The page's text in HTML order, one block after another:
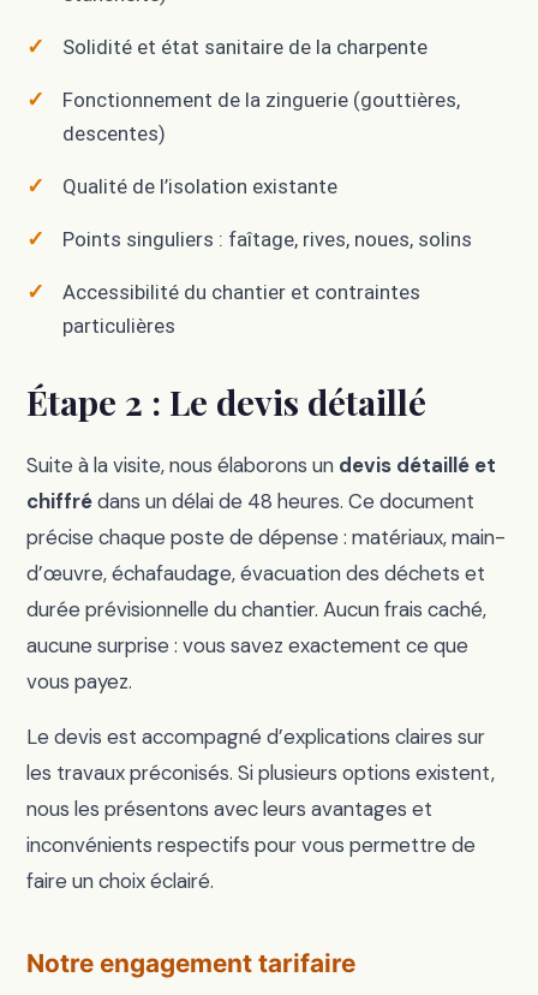
Solidité et état sanitaire de la charpente
Fonctionnement de la zinguerie (gouttières,
descentes)
Qualité de l’isolation existante
Points singuliers : faîtage, rives, noues, solins
Accessibilité du chantier et contraintes
particulières
Étape 2 : Le devis détaillé
Suite à la visite, nous élaborons un devis détaillé et
chiffrédans un délai de 48 heures. Ce document
précise chaque poste de dépense : matériaux, main-
d’œuvre, échafaudage, évacuation des déchets et
durée prévisionnelle du chantier. Aucun frais caché,
aucune surprise : vous savez exactement ce que
vous payez.
Le devis est accompagné d’explications claires sur
les travaux préconisés. Si plusieurs options existent,
nous les présentons avec leurs avantages et
inconvénients respectifs pour vous permettre de
faire un choix éclairé.
Notre engagement tarifaire